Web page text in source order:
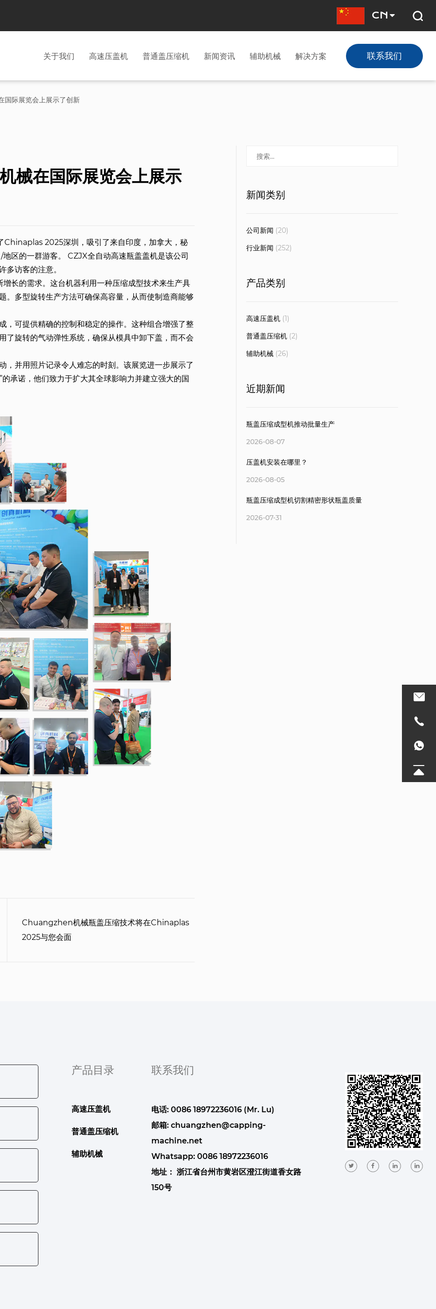
CN
关于我们 高速压盖机 普通盖压缩机 新闻资讯 辅助机械 解决方案 联系我们
展览会上展示了创新
新闻类别
公司新闻 (20)
行业新闻 (252)
产品类别
高速压盖机 (1)
普通盖压缩机 (2)
辅助机械 (26)
近期新闻
瓶盖压缩成型机推动批量生产
2026-08-07
压盖机安装在哪里？
2026-08-05
瓶盖压缩成型机切割精密形状瓶盖质量
2026-07-31
在国际展览会上展示
2025深圳，吸引了来自印度，加拿大，秘
区的一群游客。 CZJX全自动高速瓶盖盖机是该公司
多访客的注意。
长的需求。这台机器利用一种压缩成型技术来生产具
。多型旋转生产方法可确保高容量，从而使制造商能够
，可提供精确的控制和稳定的操作。这种组合增强了整
了旋转的气动弹性系统，确保从模具中卸下盖，而不会
，并用照片记录令人难忘的时刻。该展览进一步展示了
承诺，他们致力于扩大其全球影响力并建立强大的国
Chuangzhen机械瓶盖压缩技术将在Chinaplas
2025与您会面
产品目录
高速压盖机
普通盖压缩机
辅助机械
联系我们
电话: 0086 18972236016 (Mr. Lu)
邮箱: chuangzhen@capping-
machine.net
Whatsapp: 0086 18972236016
地址： 浙江省台州市黄岩区澄江街道香女路
150号